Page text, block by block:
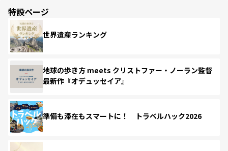
特設ページ
世界遺産ランキング
地球の歩き方 meets クリストファー・ノーラン監督
最新作『オデュッセイア』
準備も滞在もスマートに！ トラベルハック2026